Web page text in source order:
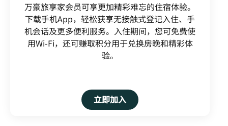
万豪旅享家会员可享更加精彩难忘的住宿体验。
下载手机App，轻松获享无接触式登记入住、手
机会话及更多便利服务。入住期间，您可免费使
用Wi-Fi，还可赚取积分用于兑换房晚和精彩体
验。
立即加入Open in New Tab